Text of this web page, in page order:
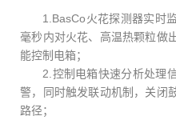
1.BasCo火花探测器实时
毫秒内对火花、高温热颗粒做
能控制电箱；
2.控制电箱快速分析处理
警，同时触发联动机制，关闭
路径；